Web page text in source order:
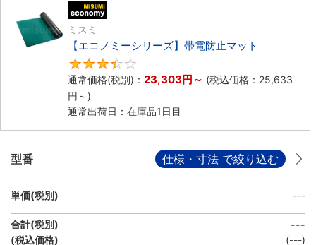
ミスミ
【エコノミーシリーズ】帯電防止マット
通常価格(税別)： 23,303円 ～ (税込価格： 25,633
円 ～)
通常出荷日：在庫品1日目
型番 仕様・寸法 で絞り込む
単価(税別) ---
合計(税別)
(税込価格)
---
(---)